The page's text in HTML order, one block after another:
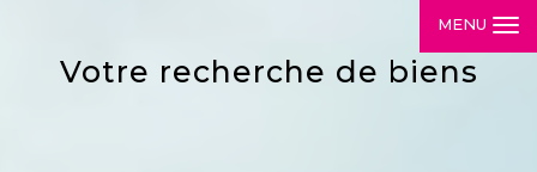
MENU
votre recherche de biens